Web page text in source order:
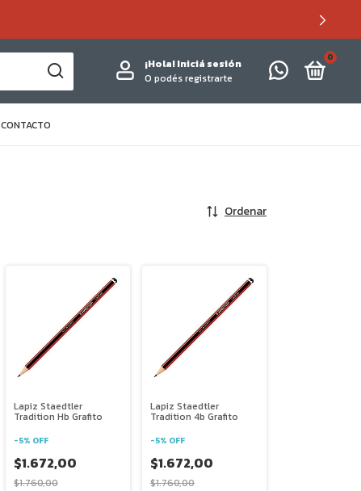
¡Hola!Iniciá sesión
O podés registrarte
0
CONTACTO
Ordenar
Lapiz Staedtler
Tradition Hb Grafito
-5% OFF
$1.672,00
$1.760,00
Lapiz Staedtler
Tradition 4b Grafito
-5% OFF
$1.672,00
$1.760,00